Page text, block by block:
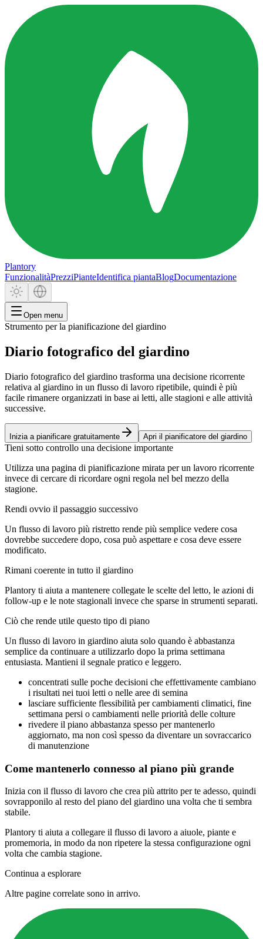
Plantory
FunzionalitàPrezziPianteIdentifica piantaBlogDocumentazione
Open menu
Strumento per la pianificazione del giardino
Diario fotografico del giardino
Diario fotografico del giardino trasforma una decisione ricorrente
relativa al giardino in un flusso di lavoro ripetibile, quindi è più
facile rimanere organizzati in base ai letti, alle stagioni e alle attività
successive.
Inizia a pianificare gratuitamente Apri il pianificatore del giardino
Tieni sotto controllo una decisione importante
Utilizza una pagina di pianificazione mirata per un lavoro ricorrente
invece di cercare di ricordare ogni regola nel bel mezzo della
stagione.
Rendi ovvio il passaggio successivo
Un flusso di lavoro più ristretto rende più semplice vedere cosa
dovrebbe succedere dopo, cosa può aspettare e cosa deve essere
modificato.
Rimani coerente in tutto il giardino
Plantory ti aiuta a mantenere collegate le scelte del letto, le azioni di
follow-up e le note stagionali invece che sparse in strumenti separati.
Ciò che rende utile questo tipo di piano
Un flusso di lavoro in giardino aiuta solo quando è abbastanza
semplice da continuare a utilizzarlo dopo la prima settimana
entusiasta. Mantieni il segnale pratico e leggero.
concentrati sulle poche decisioni che effettivamente cambiano
i risultati nei tuoi letti o nelle aree di semina
lasciare sufficiente flessibilità per cambiamenti climatici, fine
settimana persi o cambiamenti nelle priorità delle colture
rivedere il piano abbastanza spesso per mantenerlo
aggiornato, ma non così spesso da diventare un sovraccarico
di manutenzione
Come mantenerlo connesso al piano più grande
Inizia con il flusso di lavoro che crea più attrito per te adesso, quindi
sovrapponilo al resto del piano del giardino una volta che ti sembra
stabile.
Plantory ti aiuta a collegare il flusso di lavoro a aiuole, piante e
promemoria, in modo da non ripetere la stessa configurazione ogni
volta che cambia stagione.
Continua a esplorare
Altre pagine correlate sono in arrivo.